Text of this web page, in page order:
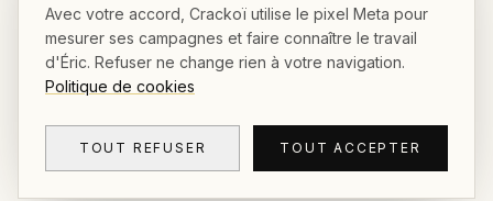
Avec votre accord, Crackoï utilise le pixel Meta pour
mesurer ses campagnes et faire connaître le travail
d'Éric. Refuser ne change rien à votre navigation.
Politique de cookies
TOUT REFUSER TOUT ACCEPTER